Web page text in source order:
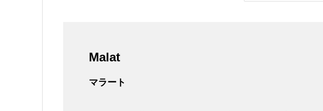
Malat
マラート